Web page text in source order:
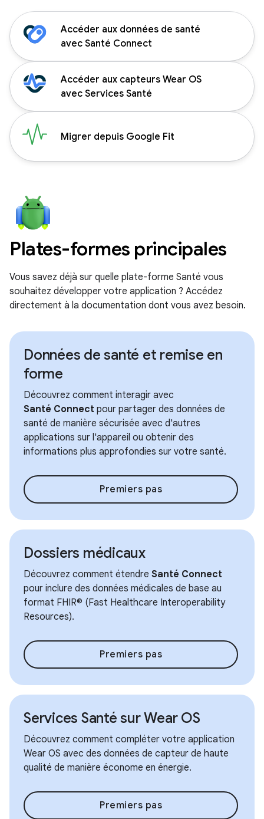
Accéder aux données de santé
avec Santé Connect
Accéder aux capteurs Wear OS
avec Services Santé
Migrer depuis Google Fit
Plates-formes principales
Vous savez déjà sur quelle plate-forme Santé vous
souhaitez développer votre application ? Accédez
directement à la documentation dont vous avez besoin.
Données de santé et remise en
forme
Découvrez comment interagir avec
Santé Connect pour partager des données de
santé de manière sécurisée avec d'autres
applications sur l'appareil ou obtenir des
informations plus approfondies sur votre santé.
Premiers pas
Dossiers médicaux
Découvrez comment étendre Santé Connect
pour inclure des données médicales de base au
format FHIR® (Fast Healthcare Interoperability
Resources).
Premiers pas
Services Santé sur Wear OS
Découvrez comment compléter votre application
Wear OS avec des données de capteur de haute
qualité de manière économe en énergie.
Premiers pas